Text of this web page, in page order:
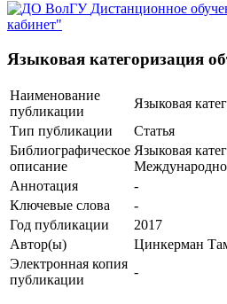
Дистанционное
кабинет"
Языковая категоризация
Наименование
публикации
Языковая
Тип публикации
Статья
Библиографическое
описание
Языковая
Аннотация
-
Ключевые cлова
-
Год публикации
2017
Автор(ы)
Цинкерман
Электронная копия
публикации
-